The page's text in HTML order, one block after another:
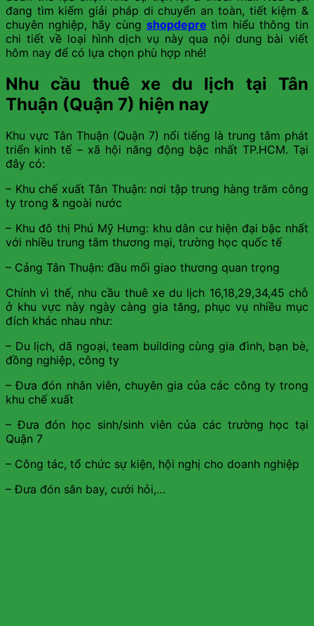
đang tìm kiếm giải pháp di chuyển an toàn, tiết kiệm &
chuyên nghiệp, hãy cùng shopdepre tìm hiểu thông tin
chi tiết về loại hình dịch vụ này qua nội dung bài viết
hôm nay để có lựa chọn phù hợp nhé!
Nhu cầu thuê xe du lịch tại Tân
Thuận (Quận 7) hiện nay
Khu vực Tân Thuận (Quận 7) nổi tiếng là trung tâm phát
triển kinh tế – xã hội năng động bậc nhất TP.HCM. Tại
đây có:
– Khu chế xuất Tân Thuận: nơi tập trung hàng trăm công
ty trong & ngoài nước
– Khu đô thị Phú Mỹ Hưng: khu dân cư hiện đại bậc nhất
với nhiều trung tâm thương mại, trường học quốc tế
– Cảng Tân Thuận: đầu mối giao thương quan trọng
Chính vì thế, nhu cầu thuê xe du lịch 16,18,29,34,45 chỗ
ở khu vực này ngày càng gia tăng, phục vụ nhiều mục
đích khác nhau như:
– Du lịch, dã ngoại, team building cùng gia đình, bạn bè,
đồng nghiệp, công ty
– Đưa đón nhân viên, chuyên gia của các công ty trong
khu chế xuất
– Đưa đón học sinh/sinh viên của các trường học tại
Quận 7
– Công tác, tổ chức sự kiện, hội nghị cho doanh nghiệp
– Đưa đón sân bay, cưới hỏi,…